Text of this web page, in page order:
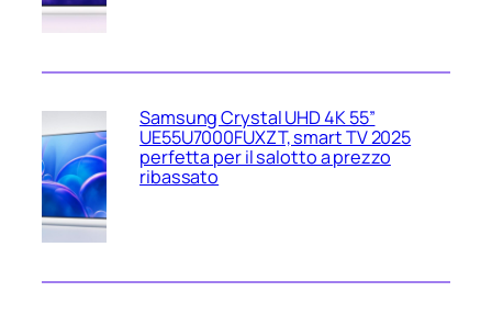
Samsung Crystal UHD 4K 55”
UE55U7000FUXZT, smart TV 2025
perfetta per il salotto a prezzo
ribassato